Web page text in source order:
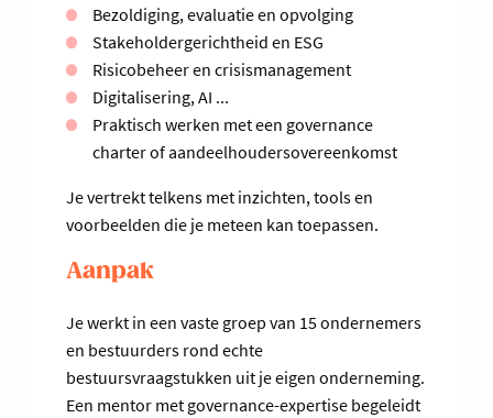
Bezoldiging, evaluatie en opvolging
Stakeholdergerichtheid en ESG
Risicobeheer en crisismanagement
Digitalisering, AI ...
Praktisch werken met een governance
charter of aandeelhoudersovereenkomst
Je vertrekt telkens met inzichten, tools en
voorbeelden die je meteen kan toepassen.
Aanpak
Je werkt in een vaste groep van 15 ondernemers
en bestuurders rond echte
bestuursvraagstukken uit je eigen onderneming.
Een mentor met governance-expertise begeleidt